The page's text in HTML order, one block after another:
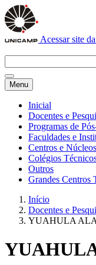
Acessar site
Menu
Inicial
Docentes e
Programas de
Faculdades e
Centros e Núcleos
Colégios
Outros
Grandes Centros
Início
Docentes e
YUAHULA